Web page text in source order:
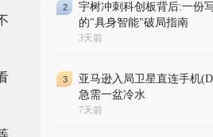
2
宇树冲刺科创板背后:一份
的"具身智能"破局指南
3天前
3
亚马逊入局卫星直连手机
急需一盆冷水
7天前